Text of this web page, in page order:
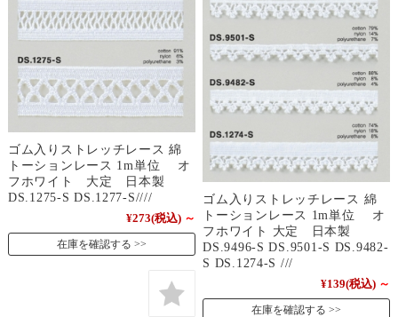
ゴム入りストレッチレース 綿
トーションレース 1m単位 オ
フホワイト 大定 日本製
DS.1275-S DS.1277-S////
¥273(税込) ～
在庫を確認する
ゴム入りストレッチレース 綿
トーションレース 1m単位 オ
フホワイト 大定 日本製
DS.9496-S DS.9501-S DS.9482-
S DS.1274-S ///
¥139(税込) ～
在庫を確認する